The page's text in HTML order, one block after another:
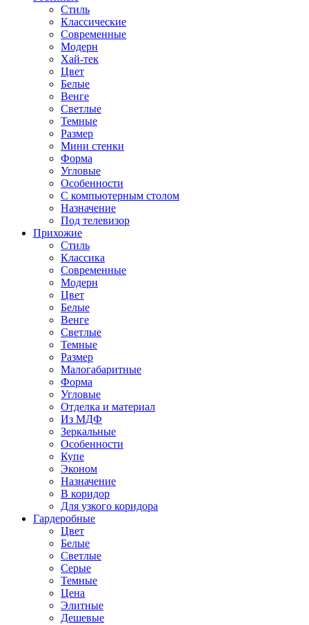
Стиль
Классические
Современные
Модерн
Хай-тек
Цвет
Белые
Венге
Светлые
Темные
Размер
Мини стенки
Форма
Угловые
Особенности
С компьютерным столом
Назначение
Под телевизор
Прихожие
Стиль
Классика
Современные
Модерн
Цвет
Белые
Венге
Светлые
Темные
Размер
Малогабаритные
Форма
Угловые
Отделка и материал
Из МДФ
Зеркальные
Особенности
Купе
Эконом
Назначение
В коридор
Для узкого коридора
Гардеробные
Цвет
Белые
Светлые
Серые
Темные
Цена
Элитные
Дешевые